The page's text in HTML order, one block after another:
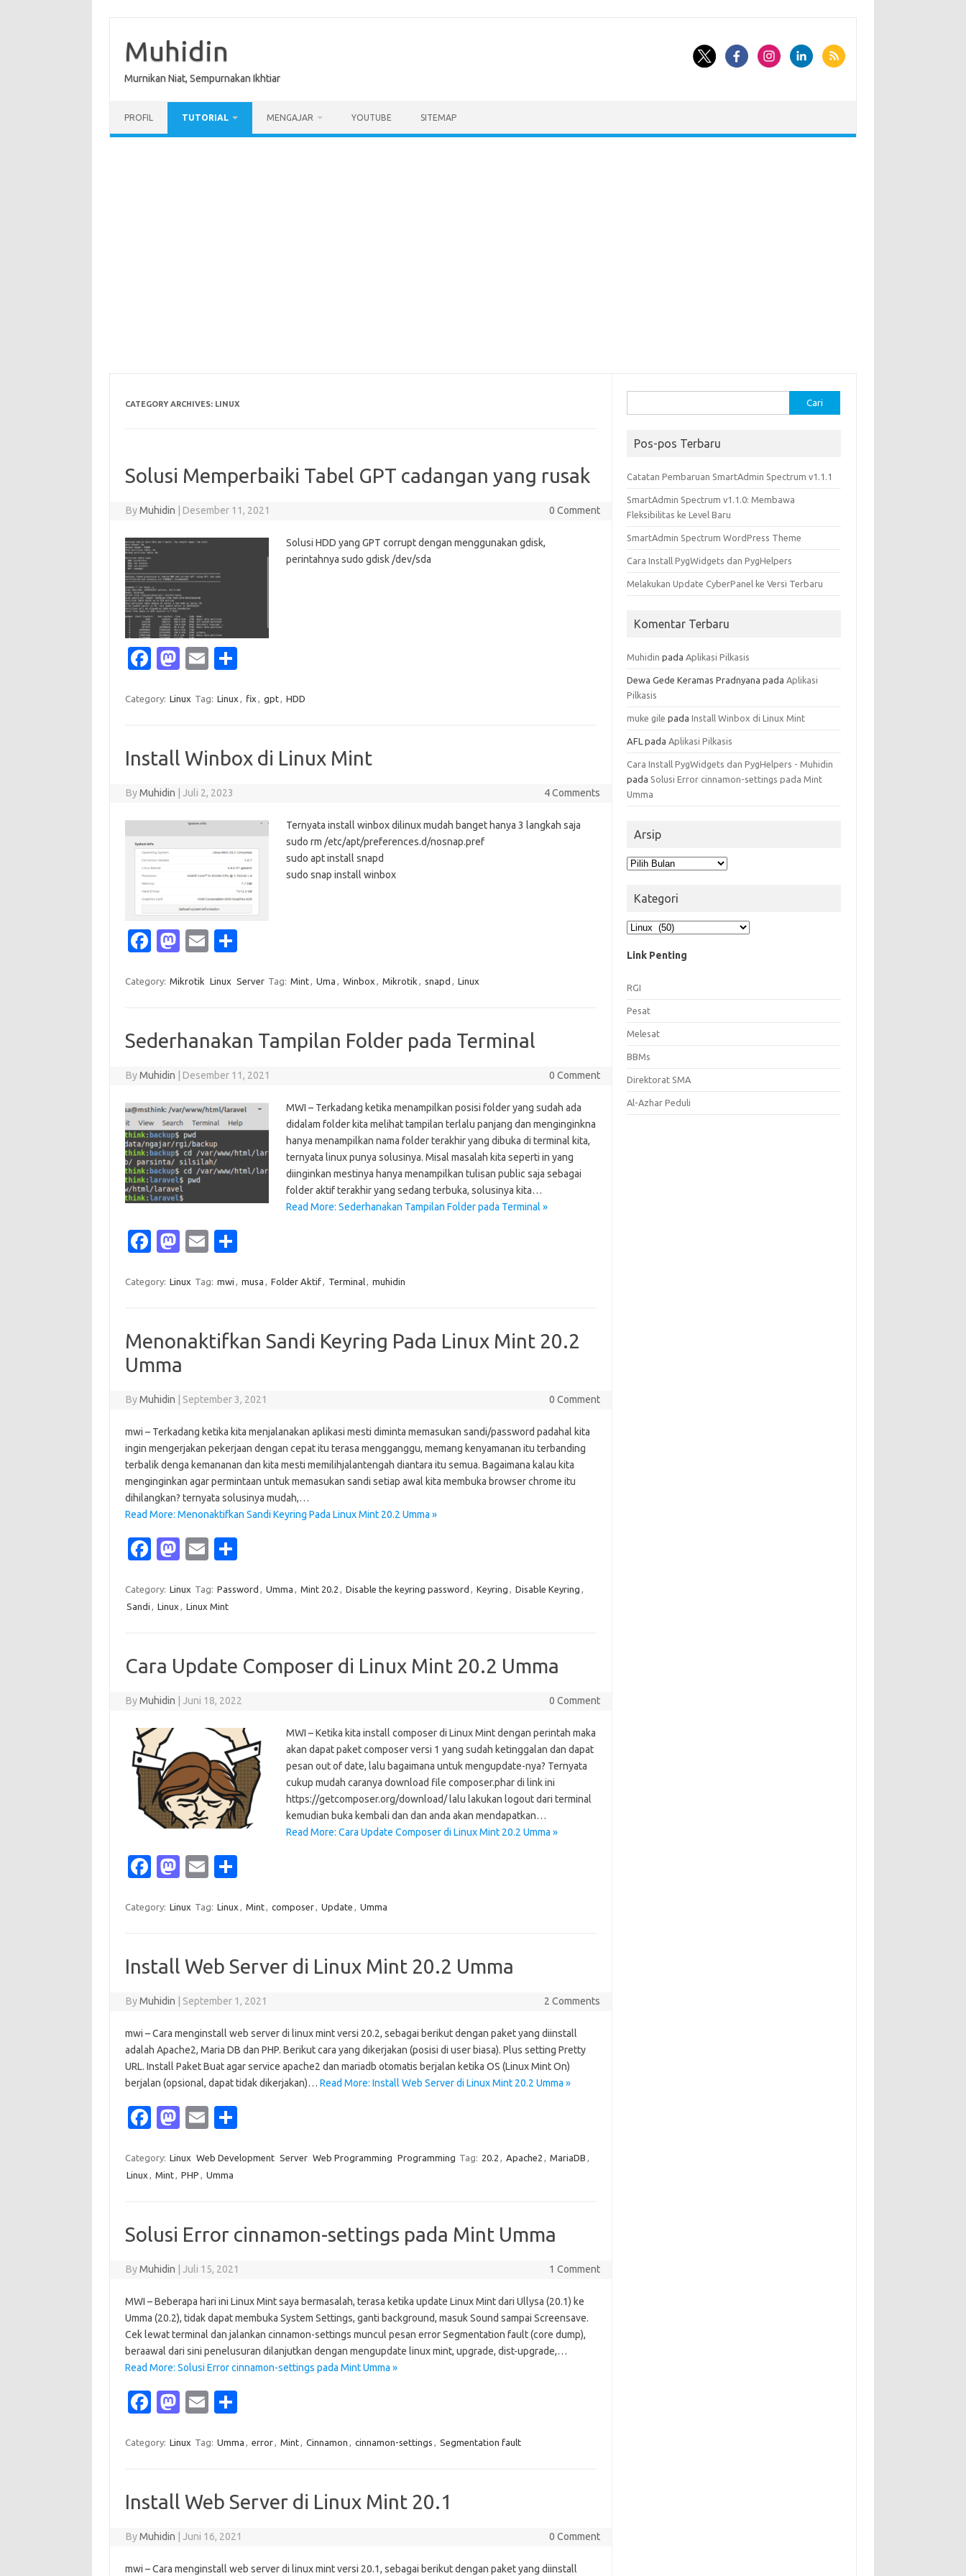
content
Muhidin
Murnikan Niat, Sempurnakan Ikhtiar
PROFIL TUTORIAL MENGAJAR YOUTUBE SITEMAP
CATEGORY ARCHIVES: LINUX
Solusi Memperbaiki Tabel GPT cadangan yang rusak
ByMuhidin Desember 11, 2021 0 Comment
Solusi HDD yang GPT corrupt dengan menggunakan gdisk,
perintahnya sudo gdisk /dev/sda
Fa
e
o
o
k
M
t
d
o
n
E
ail ar
Category: Linux Tag: Linux , fix , gpt, HDD
Install Winbox di Linux Mint
ByMuhidin Juli 2, 2023 4 Comments
Ternyata install winbox dilinux mudah banget hanya 3 langkah saja
sudo rm /etc/apt/preferences.d/nosnap.pref
sudo apt install snapd
sudo snap install winbox
Fa
e
o
o
k
M
t
d
o
n
E
ail ar
Category: Mikrotik Linux Server Tag: Mint, Uma , Winbox , Mikrotik , snapd , Linux
Sederhanakan Tampilan Folder pada Terminal
ByMuhidin Desember 11, 2021 0 Comment
MWI – Terkadang ketika menampilkan posisi folder yang sudah ada
didalam folder kita melihat tampilan terlalu panjang dan menginginkna
hanya menampilkan nama folder terakhir yang dibuka di terminal kita,
ternyata linux punya solusinya. Misal masalah kita seperti in yang
diinginkan mestinya hanya menampilkan tulisan public saja sebagai
folder aktif terakhir yang sedang terbuka, solusinya kita…
Read More: Sederhanakan Tampilan Folder pada Terminal »
Fa
e
o
o
k
M
t
d
o
n
E
ail ar
Category: Linux Tag: mwi , musa , Folder Aktif, Terminal, muhidin
Menonaktifkan Sandi Keyring Pada Linux Mint 20.2
Umma
ByMuhidin September 3, 2021 0 Comment
mwi – Terkadang ketika kita menjalanakan aplikasi mesti diminta memasukan sandi/password padahal kita
ingin mengerjakan pekerjaan dengan cepat itu terasa mengganggu, memang kenyamanan itu terbanding
terbalik denga kemananan dan kita mesti memilihjalantengah diantara itu semua. Bagaimana kalau kita
menginginkan agar permintaan untuk memasukan sandi setiap awal kita membuka browser chrome itu
dihilangkan? ternyata solusinya mudah,…
Read More: Menonaktifkan Sandi Keyring Pada Linux Mint 20.2 Umma »
Fa
e
b
o
M
t
o
o
E
ail ar
Category: Linux Tag: Password , Umma , Mint 20.2 , Disable the keyring password , Keyring , Disable Keyring ,
Sandi , Linux , Linux Mint
Cara Update Composer di Linux Mint 20.2 Umma
ByMuhidin Juni 18, 2022 0 Comment
MWI – Ketika kita install composer di Linux Mint dengan perintah maka
akan dapat paket composer versi 1 yang sudah ketinggalan dan dapat
pesan out of date, lalu bagaimana untuk mengupdate-nya? Ternyata
cukup mudah caranya download file composer.phar di link ini
https://getcomposer.org/download/ lalu lakukan logout dari terminal
kemudian buka kembali dan dan anda akan mendapatkan…
Read More: Cara Update Composer di Linux Mint 20.2 Umma »
Fa
e
o
o
k
M
t
d
o
n
E
ail ar
Category: Linux Tag: Linux , Mint, composer, Update , Umma
Install Web Server di Linux Mint 20.2 Umma
ByMuhidin September 1, 2021 2 Comments
mwi – Cara menginstall web server di linux mint versi 20.2, sebagai berikut dengan paket yang diinstall
adalah Apache2, Maria DB dan PHP. Berikut cara yang dikerjakan (posisi di user biasa). Plus setting Pretty
URL. Install Paket Buat agar service apache2 dan mariadb otomatis berjalan ketika OS (Linux Mint On)
berjalan (opsional, dapat tidak dikerjakan)… Read More: Install Web Server di Linux Mint 20.2 Umma »
Fa
e
b
o
M
t
o
o
E
ail ar
Category: Linux Web Development Server Web Programming Programming Tag: 20.2 , Apache2 , MariaDB ,
Linux , Mint, PHP , Umma
Solusi Error cinnamon-settings pada Mint Umma
ByMuhidin Juli 15, 2021 1 Comment
MWI – Beberapa hari ini Linux Mint saya bermasalah, terasa ketika update Linux Mint dari Ullysa (20.1) ke
Umma (20.2), tidak dapat membuka System Settings, ganti background, masuk Sound sampai Screensave.
Cek lewat terminal dan jalankan cinnamon-settings muncul pesan error Segmentation fault (core dump),
beraawal dari sini penelusuran dilanjutkan dengan mengupdate linux mint, upgrade, dist-upgrade,…
Read More: Solusi Error cinnamon-settings pada Mint Umma »
Fa
e
o
o
k
M
t
d
o
n
E
ail ar
Category: Linux Tag: Umma , error, Mint, Cinnamon , cinnamon-settings , Segmentation fault
Install Web Server di Linux Mint 20.1
ByMuhidin Juni 16, 2021 0 Comment
mwi – Cara menginstall web server di linux mint versi 20.1, sebagai berikut dengan paket yang diinstall
untuk:
Pos-pos Terbaru
Catatan Pembaruan SmartAdmin Spectrum v1.1.1
SmartAdmin Spectrum v1.1.0: Membawa
Fleksibilitas ke Level Baru
SmartAdmin Spectrum WordPress Theme
Cara Install PygWidgets dan PygHelpers
Melakukan Update CyberPanel ke Versi Terbaru
Komentar Terbaru
Muhidin padaAplikasi Pilkasis
Dewa Gede Keramas Pradnyana padaAplikasi
Pilkasis
muke gile padaInstall Winbox di Linux Mint
AFL padaAplikasi Pilkasis
Cara Install PygWidgets dan PygHelpers - Muhidin
pada Solusi Error cinnamon-settings pada Mint
Umma
Arsip
Arsip
Kategori
Kategori
Link Penting
RGI
Pesat
Melesat
BBMs
Direktorat SMA
Al-Azhar Peduli